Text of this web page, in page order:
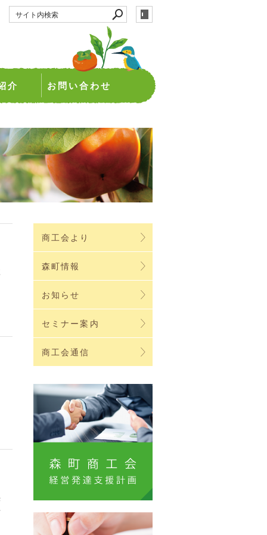
介 お問い合わせ
商工会より
森町情報
お知らせ
セミナー案内
商工会通信